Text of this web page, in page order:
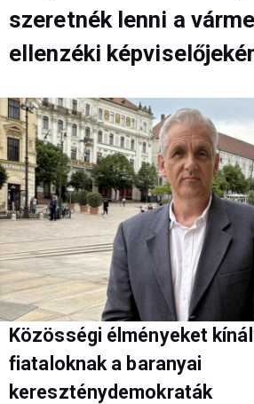
szeretnék lenni a
ellenzéki
Közösségi élményeket
fiataloknak a baranyai
kereszténydemokraták